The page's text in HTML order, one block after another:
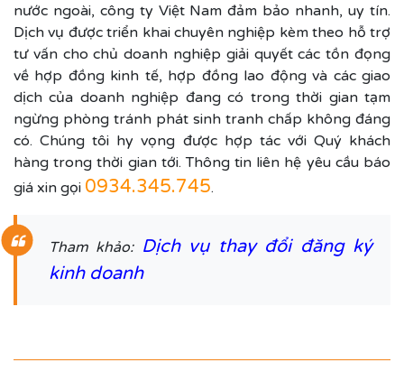
nước ngoài, công ty Việt Nam đảm bảo nhanh, uy tín.
Dịch vụ được triển khai chuyên nghiệp kèm theo hỗ trợ
tư vấn cho chủ doanh nghiệp giải quyết các tồn đọng
về hợp đồng kinh tế, hợp đồng lao động và các giao
dịch của doanh nghiệp đang có trong thời gian tạm
ngừng phòng tránh phát sinh tranh chấp không đáng
có. Chúng tôi hy vọng được hợp tác với Quý khách
hàng trong thời gian tới. Thông tin liên hệ yêu cầu báo
giá xin gọi 0934.345.745.
Tham khảo: Dịch vụ thay đổi đăng ký
kinh doanh